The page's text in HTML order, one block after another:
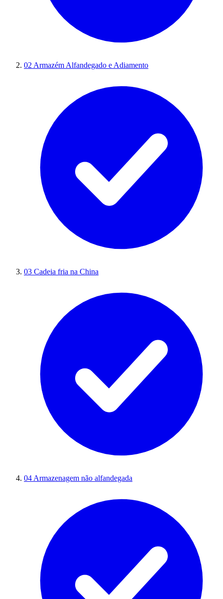
02 Armazém Alfandegado e Adiamento
03 Cadeia fria na China
04 Armazenagem não alfandegada